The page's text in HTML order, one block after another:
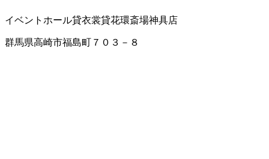
イベントホール貸衣裳貸花環斎場神具店
群馬県高崎市福島町７０３－８